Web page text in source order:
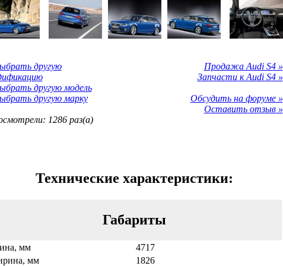
другую
другую модель
другую марку
1286 раз(а)
Продажа Audi S4 »
Запчасти к Audi S4 »
Обсудить на форуме »
Оставить отзыв »
Технические характеристики:
Габариты
мм
4717
мм
1826